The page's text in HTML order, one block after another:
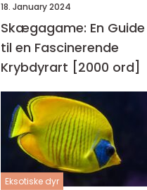
18. January 2024
Skægagame: En Guide
til en Fascinerende
Krybdyrart [2000 ord]
Eksotiske dyr